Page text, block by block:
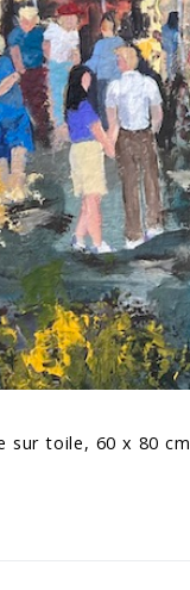
sur toile, 60 x 80 cm